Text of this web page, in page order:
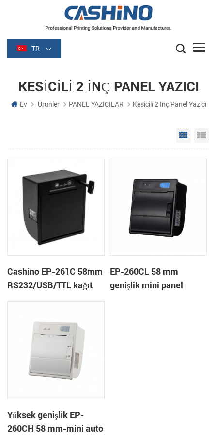
TR
KESICILI 2 INÇ PANEL YAZICI
Ev Ürünler PANEL YAZICILAR Kesicili 2 Inç Panel Yazıcı
Grid
Cashino EP-261C 58mm
RS232/USB/TTL kağıt
termal makbuz bilet
yazıcısı
EP-260CL 58 mm
genişlik mini panel
Yüksek genişlik EP-
260CH 58 mm-mini auto